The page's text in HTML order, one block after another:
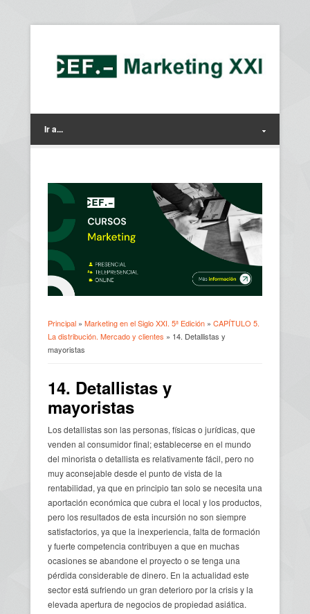
Ir a...
Usted está aquí
Principal » Marketing en el Siglo XXI. 5ª Edición » CAPÍTULO 5.
La distribución. Mercado y clientes » 14. Detallistas y
mayoristas
14. Detallistas y
mayoristas
Los detallistas son las personas, físicas o jurídicas, que
venden al consumidor final; establecerse en el mundo
del minorista o detallista es relativamente fácil, pero no
muy aconsejable desde el punto de vista de la
rentabilidad, ya que en principio tan solo se necesita una
aportación económica que cubra el local y los productos,
pero los resultados de esta incursión no son siempre
satisfactorios, ya que la inexperiencia, falta de formación
y fuerte competencia contribuyen a que en muchas
ocasiones se abandone el proyecto o se tenga una
pérdida considerable de dinero. En la actualidad este
sector está sufriendo un gran deterioro por la crisis y la
elevada apertura de negocios de propiedad asiática.